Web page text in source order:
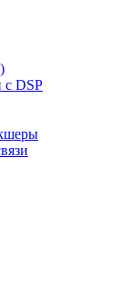
с DSP